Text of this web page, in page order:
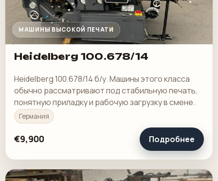
МАШИНЫ ВЫСОКОЙ ПЕЧАТИ
Heidelberg 100.678/14
Heidelberg 100.678/14 б/у. Машины этого класса
обычно рассматривают под стабильную печать,
понятную приладку и рабочую загрузку в смене.
Германия
€9,900 Подробнее